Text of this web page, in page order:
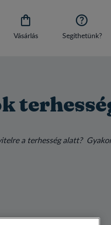

Vásárlás

Segíthetünk?
a terhesség alatt?